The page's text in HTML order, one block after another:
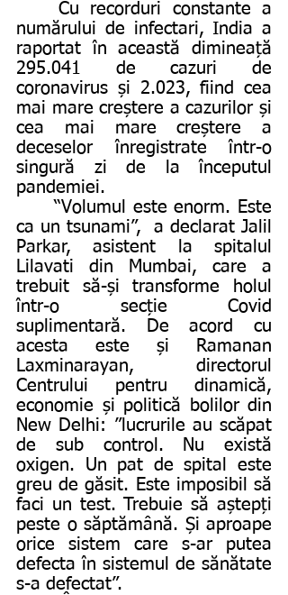
numărului de infectari, India a
raportat în această dimineață
295.041 de cazuri de
coronavirus și 2.023, fiind cea
mai mare creștere a cazurilor și
cea mai mare creștere a
deceselor înregistrate într-o
singură zi de la începutul
pandemiei.
ca un tsunami”,  a declarat Jalil
Parkar, asistent la spitalul
Lilavati din Mumbai, care a
trebuit să-și transforme holul
într-o secție Covid
suplimentară. De acord cu
acesta este și Ramanan
Laxminarayan, directorul
Centrului pentru dinamică,
economie și politică bolilor din
New Delhi: ”lucrurile au scăpat
de sub control. Nu există
oxigen. Un pat de spital este
greu de găsit. Este imposibil să
faci un test. Trebuie să aștepți
peste o săptămână. Și aproape
orice sistem care s-ar putea
defecta în sistemul de sănătate
s-a defectat”.